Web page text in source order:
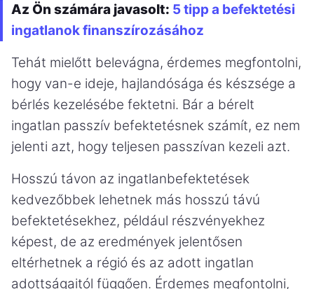
Az Ön számára javasolt: 5 tipp a befektetési
ingatlanok finanszírozásához
Tehát mielőtt belevágna, érdemes megfontolni,
hogy van-e ideje, hajlandósága és készsége a
bérlés kezelésébe fektetni. Bár a bérelt
ingatlan passzív befektetésnek számít, ez nem
jelenti azt, hogy teljesen passzívan kezeli azt.
Hosszú távon az ingatlanbefektetések
kedvezőbbek lehetnek más hosszú távú
befektetésekhez, például részvényekhez
képest, de az eredmények jelentősen
eltérhetnek a régió és az adott ingatlan
adottságaitól függően. Érdemes megfontolni,